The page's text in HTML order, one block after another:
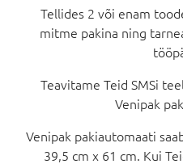
Tellides 2 või enam
mitme pakina ning
Teavitame Teid SMSi
Venipak
Venipak pakiautomaati
39,5 cm x 61 cm. Kui